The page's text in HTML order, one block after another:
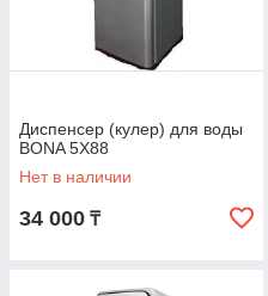
Диспенсер (кулер) для воды
BONA 5X88
Нет в наличии
34 000 ₸